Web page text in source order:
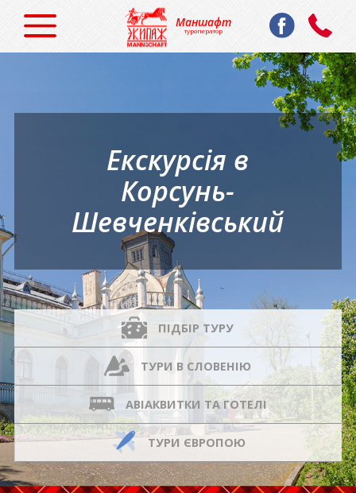
Маншафт
туроператор
Екскурсія в
Корсунь-
Шевченківський
ПІДБІР ТУРУ
ТУРИ В СЛОВЕНІЮ
АВІАКВИТКИ ТА ГОТЕЛІ
ТУРИ ЄВРОПОЮ